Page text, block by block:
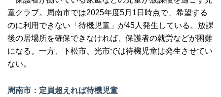
童クラブ。周南市では2025年度5月1日時点で、希望する
のに利用できない「待機児童」が45人発生している。放課
後の居場所を確保できなければ、保護者の就労などが困難
になる。一方、下松市、光市では待機児童は発生させてい
ない。
周南市：定員超えれば待機児童